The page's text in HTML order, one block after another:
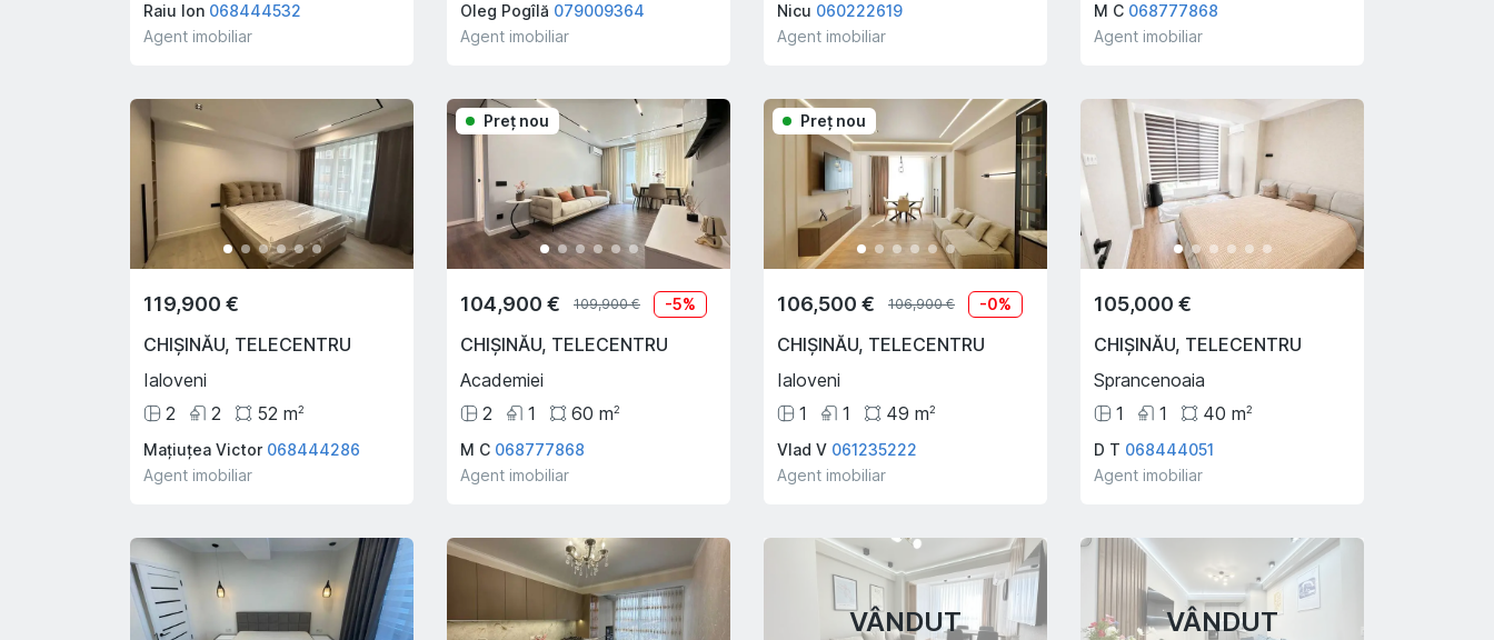
Raiu Ion 068444532
Agent imobiliar
Oleg Pogîlă 079009364
Agent imobiliar
Nicu 060222619
Agent imobiliar
M C 068777868
Agent imobiliar
119,900 €
CHIȘINĂU, TELECENTRU
Ialoveni
2
2 52 m2
Mațiuțea Victor 068444286
Agent imobiliar
Preţ nou
104,900 € 109,900 € -5%
CHIȘINĂU, TELECENTRU
Academiei
2
1 60 m2
M C 068777868
Agent imobiliar
Preţ nou
106,500 € 106,900 € -0%
CHIȘINĂU, TELECENTRU
Ialoveni
1
1 49 m2
Vlad V 061235222
Agent imobiliar
105,000 €
CHIȘINĂU, TELECENTRU
Sprancenoaia
1
1 40 m2
D T 068444051
Agent imobiliar
VÂNDUT VÂNDUT